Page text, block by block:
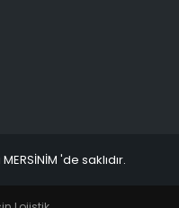
'de saklıdır.